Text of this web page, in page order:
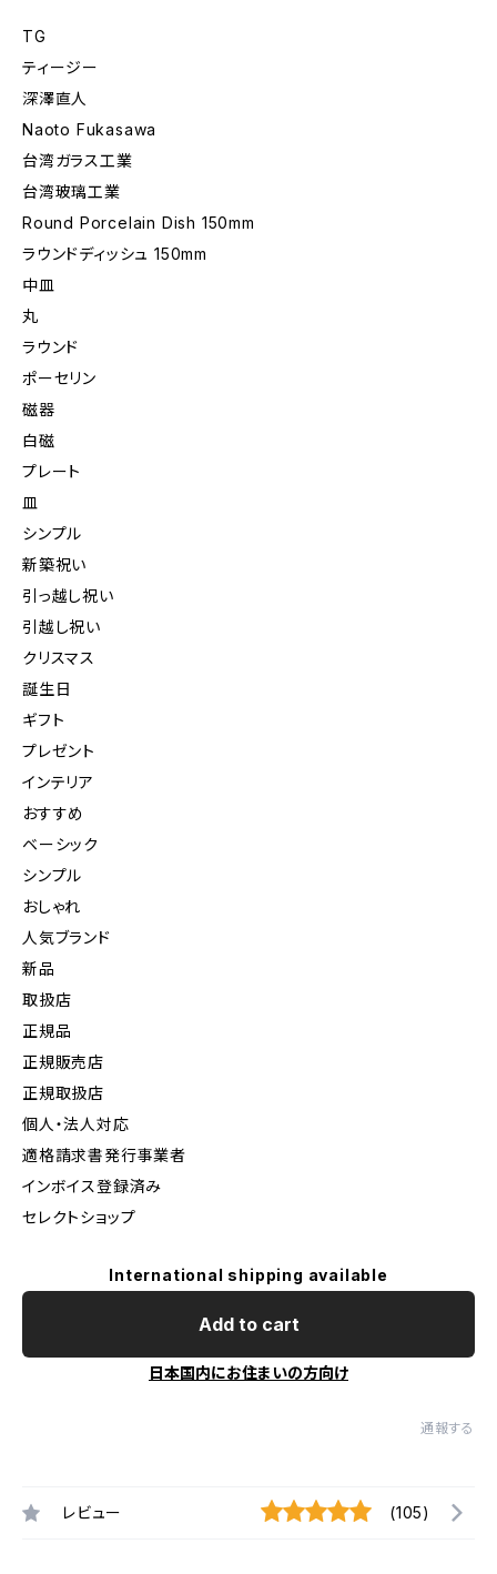
TG
ティージー
深澤直人
Naoto Fukasawa
台湾ガラス工業
台湾玻璃工業
Round Porcelain Dish 150mm
ラウンドディッシュ 150mm
中皿
丸
ラウンド
ポーセリン
磁器
白磁
プレート
皿
シンプル
新築祝い
引っ越し祝い
引越し祝い
クリスマス
誕生日
ギフト
プレゼント
インテリア
おすすめ
ベーシック
シンプル
おしゃれ
人気ブランド
新品
取扱店
正規品
正規販売店
正規取扱店
個人・法人対応
適格請求書発行事業者
インボイス登録済み
セレクトショップ
International shipping available
Add to cart
日本国内にお住まいの方向け
通報する
レビュー (105)